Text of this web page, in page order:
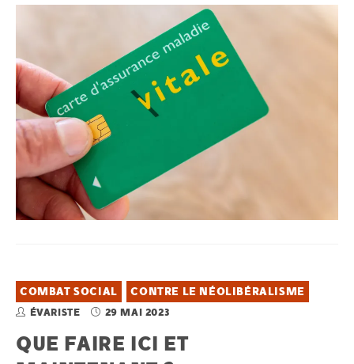
COMBAT SOCIAL CONTRE LE NÉOLIBÉRALISME
ÉVARISTE 29 MAI 2023
QUE FAIRE ICI ET